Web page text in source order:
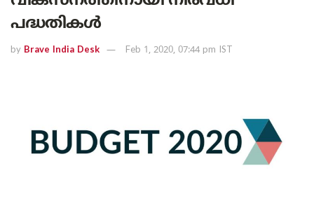
പദ്ധതികൾ
by Brave India Desk Feb 1, 2020, 07:44 pm IST